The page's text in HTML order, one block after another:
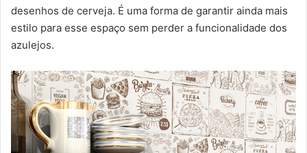
desenhos de cerveja. É uma forma de garantir ainda mais
estilo para esse espaço sem perder a funcionalidade dos
azulejos.